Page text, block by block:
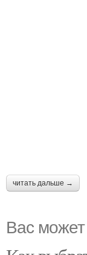
читать дальше →
Вас